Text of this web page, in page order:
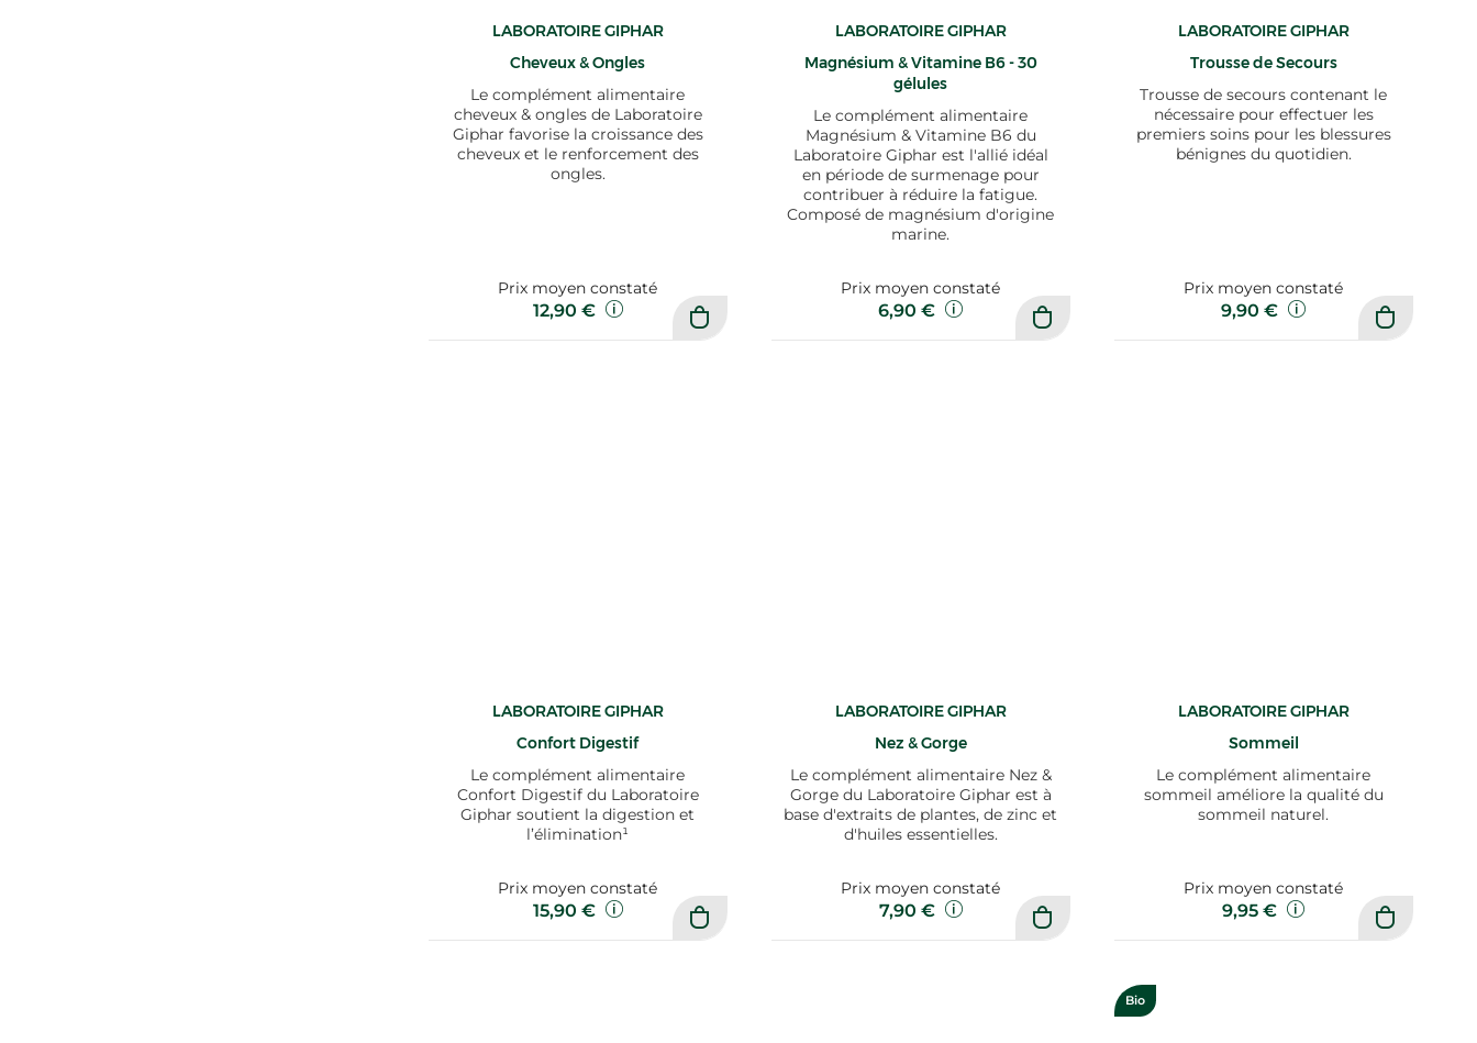
LABORATOIRE GIPHAR
Cheveux & Ongles
Le complément alimentaire
cheveux & ongles de Laboratoire
Giphar favorise la croissance des
cheveux et le renforcement des
ongles.
Prix moyen constaté
12,90 €
LABORATOIRE GIPHAR
Magnésium & Vitamine B6 - 30
gélules
Le complément alimentaire
Magnésium & Vitamine B6 du
Laboratoire Giphar est l'allié idéal
en période de surmenage pour
contribuer à réduire la fatigue.
Composé de magnésium d'origine
marine.
Prix moyen constaté
6,90 €
LABORATOIRE GIPHAR
Trousse de Secours
Trousse de secours contenant le
nécessaire pour effectuer les
premiers soins pour les blessures
bénignes du quotidien.
Prix moyen constaté
9,90 €
LABORATOIRE GIPHAR
Confort Digestif
Le complément alimentaire
Confort Digestif du Laboratoire
Giphar soutient la digestion et
l’élimination¹
Prix moyen constaté
15,90 €
LABORATOIRE GIPHAR
Nez & Gorge
Le complément alimentaire Nez &
Gorge du Laboratoire Giphar est à
base d'extraits de plantes, de zinc et
d'huiles essentielles.
Prix moyen constaté
7,90 €
LABORATOIRE GIPHAR
Sommeil
Le complément alimentaire
sommeil améliore la qualité du
sommeil naturel.
Prix moyen constaté
9,95 €
Bio